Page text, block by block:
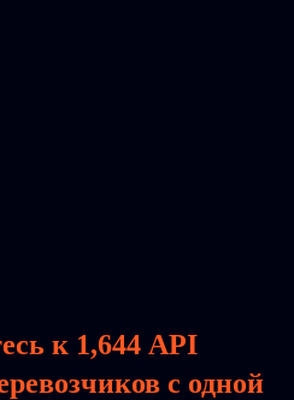
к 1,644 API
с одной